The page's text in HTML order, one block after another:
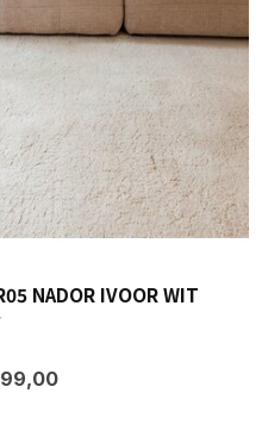
NADOR IVOOR WIT